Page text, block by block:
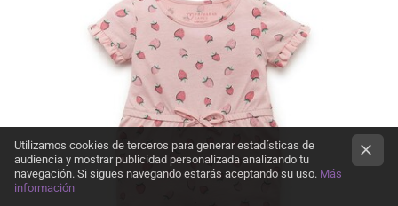
Utilizamos cookies de terceros para generar estadísticas de
audiencia y mostrar publicidad personalizada analizando tu
navegación. Si sigues navegando estarás aceptando su uso. Más
información